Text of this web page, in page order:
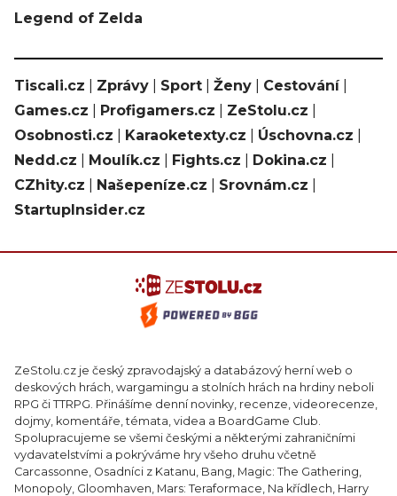
Legend of Zelda
Tiscali.cz Zprávy Sport Ženy Cestování|
Games.cz
Profigamers.cz ZeStolu.cz
Osobnosti.cz
Karaoketexty.cz Úschovna.cz
Nedd.cz
Moulík.cz Fights.cz Dokina.cz
CZhity.cz
Našepeníze.cz Srovnám.cz
StartupInsider.cz
ZeStolu.cz je český zpravodajský a databázový herní web o
deskových hrách, wargamingu a stolních hrách na hrdiny neboli
RPG či TTRPG. Přinášíme denní novinky, recenze, videorecenze,
dojmy, komentáře, témata, videa a BoardGame Club.
Spolupracujeme se všemi českými a některými zahraničními
vydavatelstvími a pokrýváme hry všeho druhu včetně
Carcassonne, Osadníci z Katanu, Bang, Magic: The Gathering,
Monopoly, Gloomhaven, Mars: Teraformace, Na křídlech, Harry